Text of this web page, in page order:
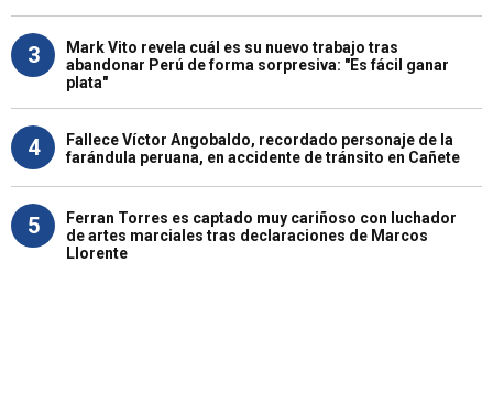
3
Mark Vito revela cuál es su nuevo trabajo tras
abandonar Perú de forma sorpresiva: "Es fácil ganar
plata"
4
Fallece Víctor Angobaldo, recordado personaje de la
farándula peruana, en accidente de tránsito en Cañete
5
Ferran Torres es captado muy cariñoso con luchador
de artes marciales tras declaraciones de Marcos
Llorente